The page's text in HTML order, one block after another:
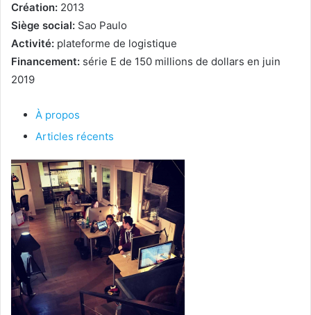
Création: 2013
Siège social: Sao Paulo
Activité: plateforme de logistique
Financement: série E de 150 millions de dollars en juin
2019
À propos
Articles récents